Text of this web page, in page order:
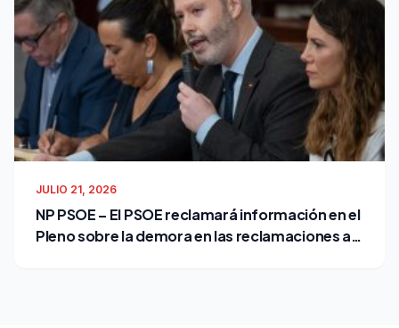
JULIO 21, 2026
NP PSOE – El PSOE reclamará información en el
Pleno sobre la demora en las reclamaciones al